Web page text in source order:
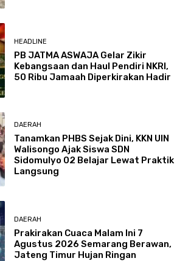
HEADLINE
PB JATMA ASWAJA Gelar Zikir
Kebangsaan dan Haul Pendiri NKRI,
50 Ribu Jamaah Diperkirakan Hadir
DAERAH
Tanamkan PHBS Sejak Dini, KKN UIN
Walisongo Ajak Siswa SDN
Sidomulyo 02 Belajar Lewat Praktik
Langsung
DAERAH
Prakirakan Cuaca Malam Ini 7
Agustus 2026 Semarang Berawan,
Jateng Timur Hujan Ringan